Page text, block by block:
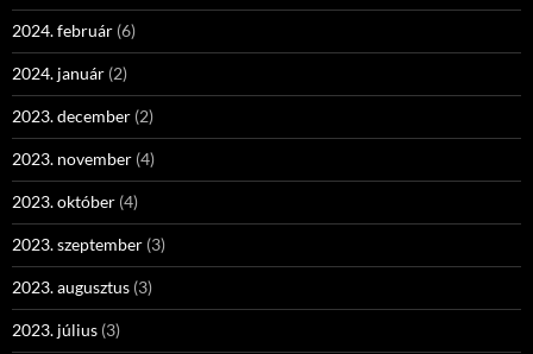
2024. február (6)
2024. január (2)
2023. december (2)
2023. november (4)
2023. október (4)
2023. szeptember (3)
2023. augusztus (3)
2023. július (3)